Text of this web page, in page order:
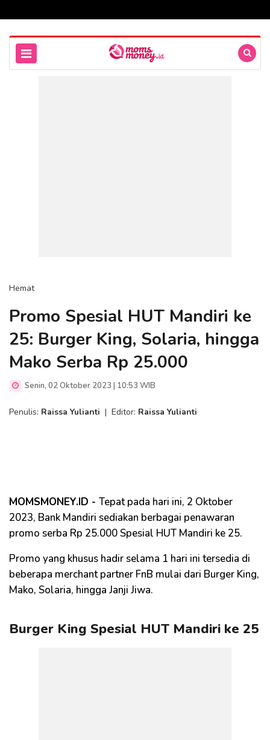
Hemat
Promo Spesial HUT Mandiri ke
25: Burger King, Solaria, hingga
Mako Serba Rp 25.000
Senin, 02 Oktober 2023 | 10:53 WIB
Penulis: Raissa Yulianti | Editor: Raissa Yulianti
MOMSMONEY.ID - Tepat pada hari ini, 2 Oktober
2023, Bank Mandiri sediakan berbagai penawaran
promo serba Rp 25.000 Spesial HUT Mandiri ke 25.
Promo yang khusus hadir selama 1 hari ini tersedia di
beberapa merchant partner FnB mulai dari Burger King,
Mako, Solaria, hingga Janji Jiwa.
Burger King Spesial HUT Mandiri ke 25